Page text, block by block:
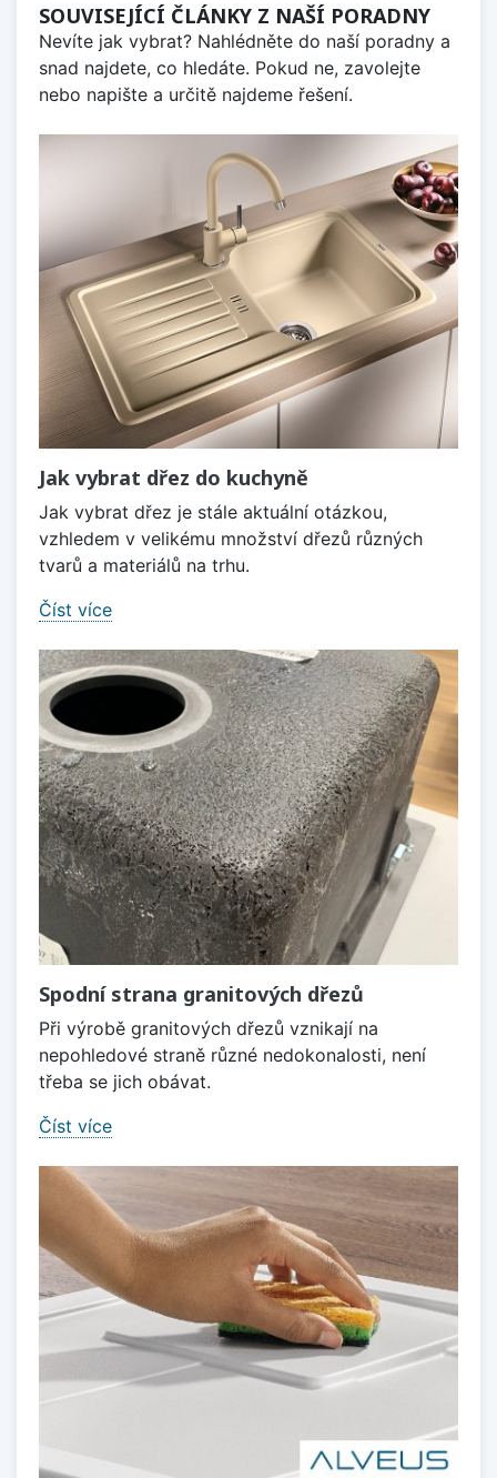
SOUVISEJÍCÍ ČLÁNKY Z NAŠÍ PORADNY
Nevíte jak vybrat? Nahlédněte do naší poradny a
snad najdete, co hledáte. Pokud ne, zavolejte
nebo napište a určitě najdeme řešení.
Jak vybrat dřez do kuchyně
Jak vybrat dřez je stále aktuální otázkou,
vzhledem v velikému množství dřezů různých
tvarů a materiálů na trhu.
Číst více
Spodní strana granitových dřezů
Při výrobě granitových dřezů vznikají na
nepohledové straně různé nedokonalosti, není
třeba se jich obávat.
Číst více